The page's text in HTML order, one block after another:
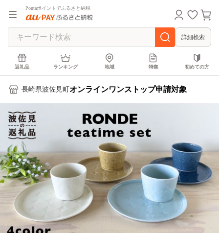
Pontaポイントでふるさと納税
詳細検索
返礼品 ランキング 地域 特集 初めての方
長崎県波佐見町 オンラインワンストップ申請対象